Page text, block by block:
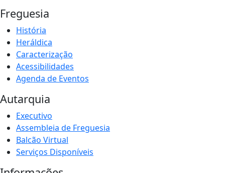
Freguesia
História
Heráldica
Caracterização
Acessibilidades
Agenda de Eventos
Autarquia
Executivo
Assembleia de Freguesia
Balcão Virtual
Serviços Disponíveis